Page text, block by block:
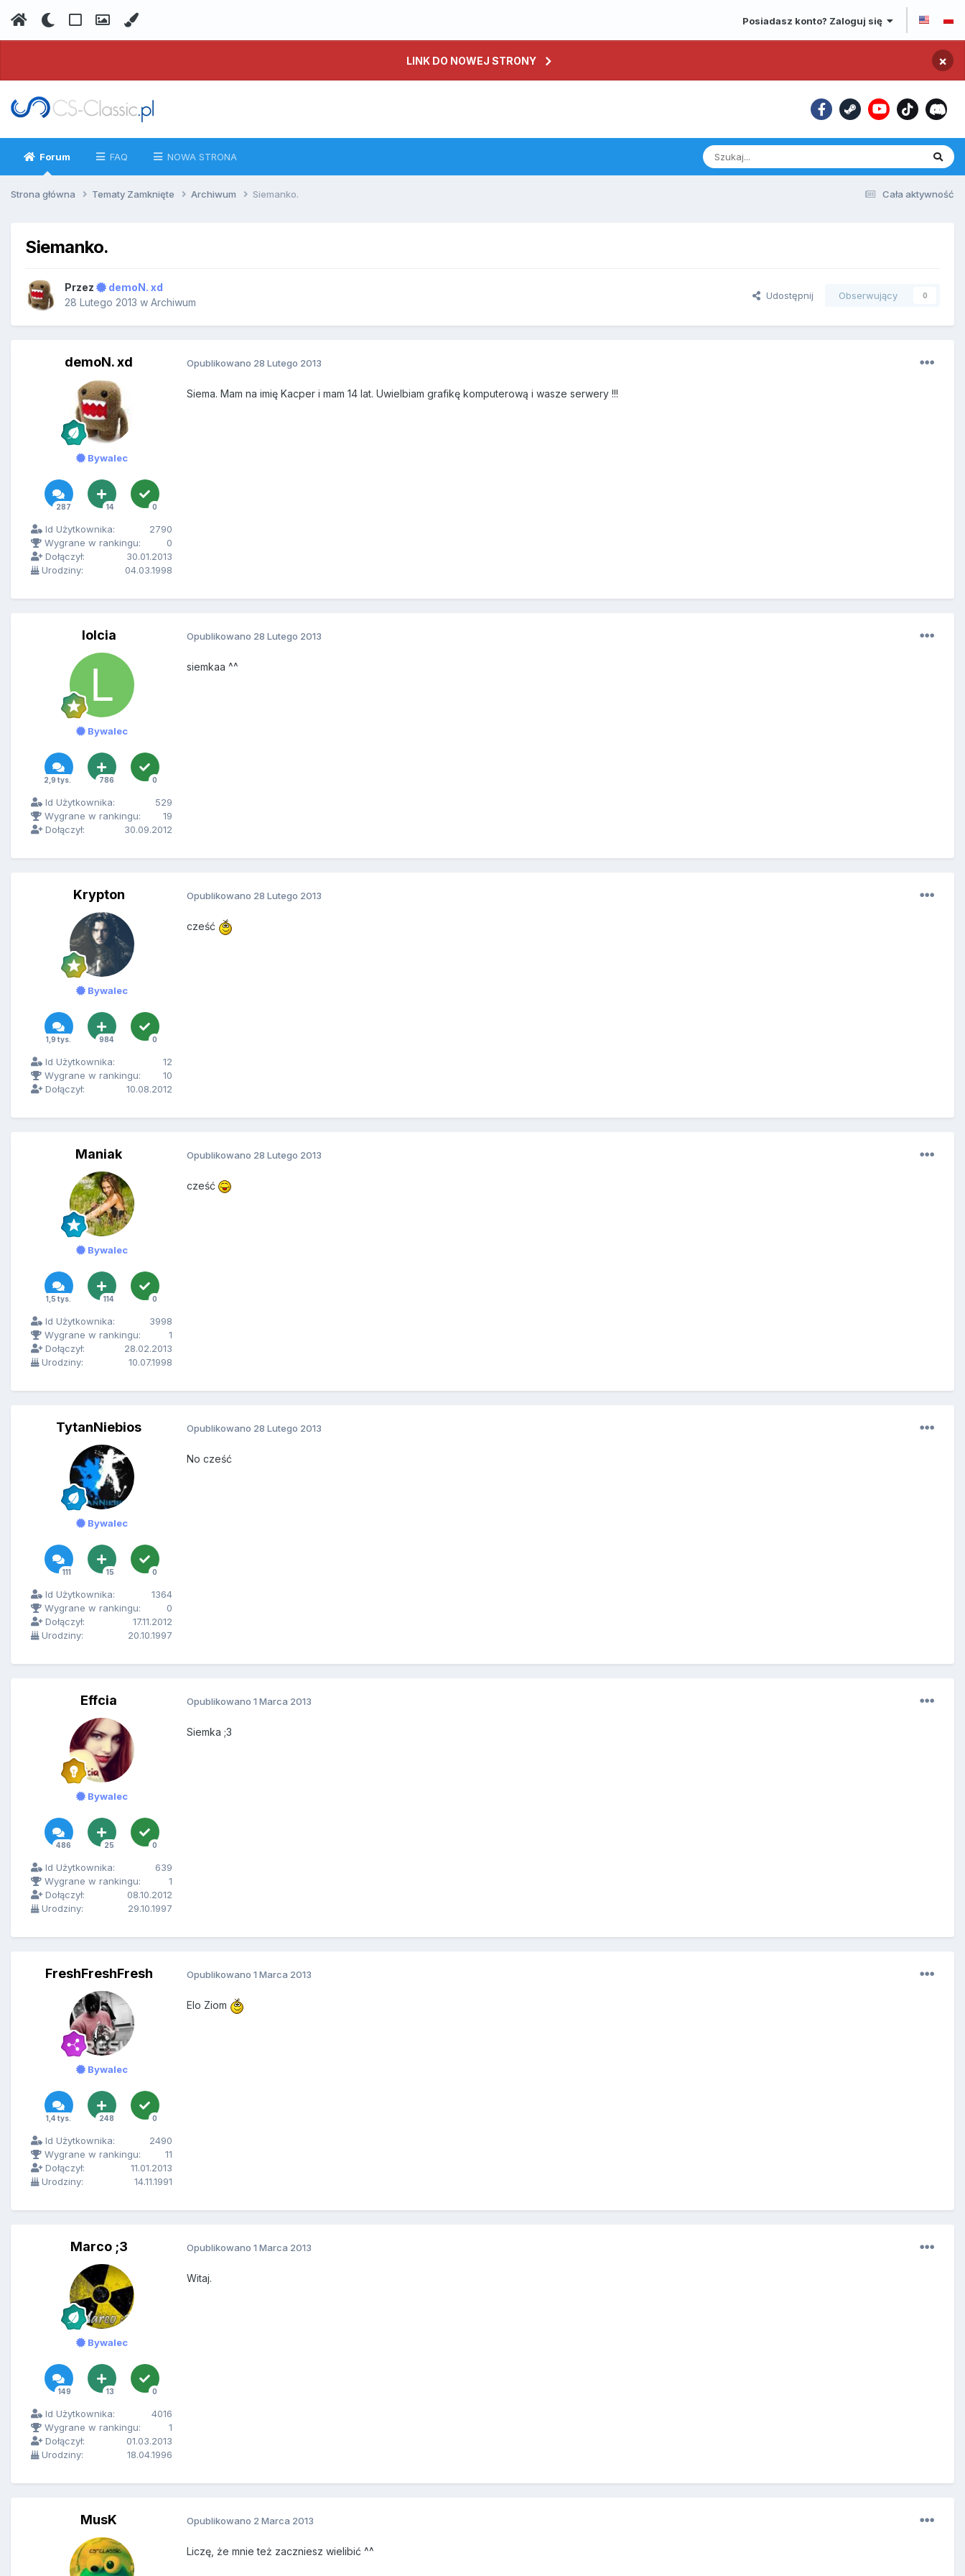
Posiadasz konto? Zaloguj się
LINK DO NOWEJ STRONY ×
Forum FAQ NOWA STRONA
Cała aktywność
Strona główna Tematy Zamknięte Archiwum Siemanko.
Siemanko.
Przez
demoN. xd
28 Lutego 2013 w Archiwum
Udostępnij Obserwujący 0
demoN. xd
Bywalec
287 14 0
Id Użytkownika:
2790
Wygrane w rankingu:
0
Dołączył:
30.01.2013
Urodziny:
04.03.1998
Opublikowano 28 Lutego 2013
Siema. Mam na imię Kacper i mam 14 lat. Uwielbiam grafikę komputerową i wasze serwery !!!
lolcia
Bywalec
2,9 tys. 786 0
Id Użytkownika:
529
Wygrane w rankingu:
19
Dołączył:
30.09.2012
Opublikowano 28 Lutego 2013
siemkaa ^^
Krypton
Bywalec
1,9 tys. 984 0
Id Użytkownika:
12
Wygrane w rankingu:
10
Dołączył:
10.08.2012
Opublikowano 28 Lutego 2013
cześć
Maniak
Bywalec
1,5 tys. 114 0
Id Użytkownika:
3998
Wygrane w rankingu:
1
Dołączył:
28.02.2013
Urodziny:
10.07.1998
Opublikowano 28 Lutego 2013
cześć
TytanNiebios
Bywalec
111 15 0
Id Użytkownika:
1364
Wygrane w rankingu:
0
Dołączył:
17.11.2012
Urodziny:
20.10.1997
Opublikowano 28 Lutego 2013
No cześć
Effcia
Bywalec
486 25 0
Id Użytkownika:
639
Wygrane w rankingu:
1
Dołączył:
08.10.2012
Urodziny:
29.10.1997
Opublikowano 1 Marca 2013
Siemka ;3
FreshFreshFresh
Bywalec
1,4 tys. 248 0
Id Użytkownika:
2490
Wygrane w rankingu:
11
Dołączył:
11.01.2013
Urodziny:
14.11.1991
Opublikowano 1 Marca 2013
Elo Ziom
Marco ;3
Bywalec
149 13 0
Id Użytkownika:
4016
Wygrane w rankingu:
1
Dołączył:
01.03.2013
Urodziny:
18.04.1996
Opublikowano 1 Marca 2013
Witaj.
MusK Opublikowano 2 Marca 2013
Liczę, że mnie też zaczniesz wielibić ^^